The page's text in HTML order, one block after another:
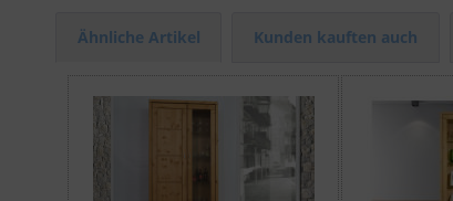
Ähnliche Artikel Kunden kauften auch